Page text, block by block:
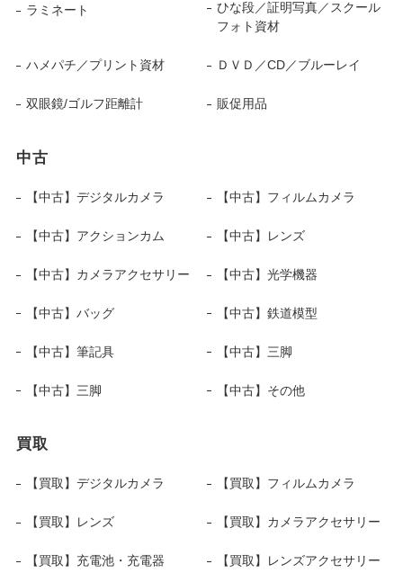
ラミネート
ひな段／証明写真／スクール
フォト資材
ハメパチ／プリント資材 ＤＶＤ／CD／ブルーレイ
双眼鏡/ゴルフ距離計 販促用品
中古
【中古】デジタルカメラ 【中古】フィルムカメラ
【中古】アクションカム 【中古】レンズ
【中古】カメラアクセサリー 【中古】光学機器
【中古】バッグ 【中古】鉄道模型
【中古】筆記具 【中古】三脚
【中古】三脚 【中古】その他
買取
【買取】デジタルカメラ 【買取】フィルムカメラ
【買取】レンズ 【買取】カメラアクセサリー
【買取】充電池・充電器 【買取】レンズアクセサリー